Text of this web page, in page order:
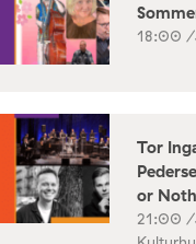
18:00 /
Tor
or
21:00 /